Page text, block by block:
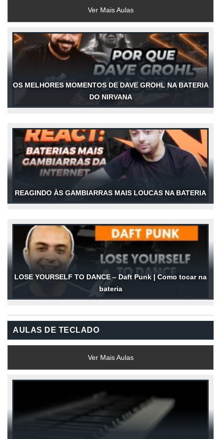
Ver Mais Aulas
OS MELHORES MOMENTOS DE DAVE GROHL NA BATERIA
DO NIRVANA
REAGINDO ÀS GAMBIARRAS MAIS LOUCAS NA BATERIA
LOSE YOURSELF TO DANCE – Daft Punk | Como tocar na
bateria
AULAS DE TECLADO
Ver Mais Aulas